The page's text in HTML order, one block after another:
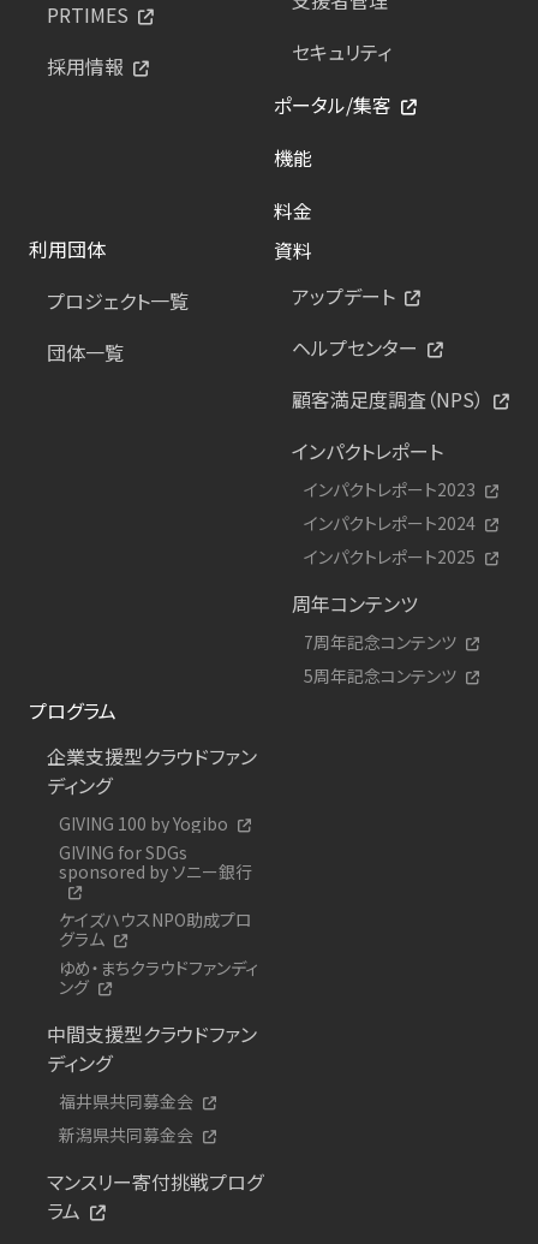
PRTIMES
採用情報
セキュリティ
ポータル/集客
機能
料金
利用団体
プロジェクト一覧
団体一覧
資料
アップデート
ヘルプセンター
顧客満足度調査（NPS）
インパクトレポート
インパクトレポート2023
インパクトレポート2024
インパクトレポート2025
周年コンテンツ
7周年記念コンテンツ
5周年記念コンテンツ
プログラム
企業支援型クラウドファン
ディング
GIVING 100 by Yogibo
GIVING for SDGs
sponsored by ソニー銀行
ケイズハウスNPO助成プロ
グラム
ゆめ・まちクラウドファンディ
ング
中間支援型クラウドファン
ディング
福井県共同募金会
新潟県共同募金会
マンスリー寄付挑戦プログ
ラム